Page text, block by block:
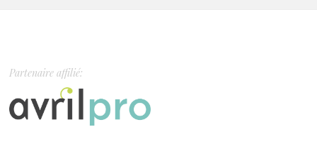
Partenaire affilié: